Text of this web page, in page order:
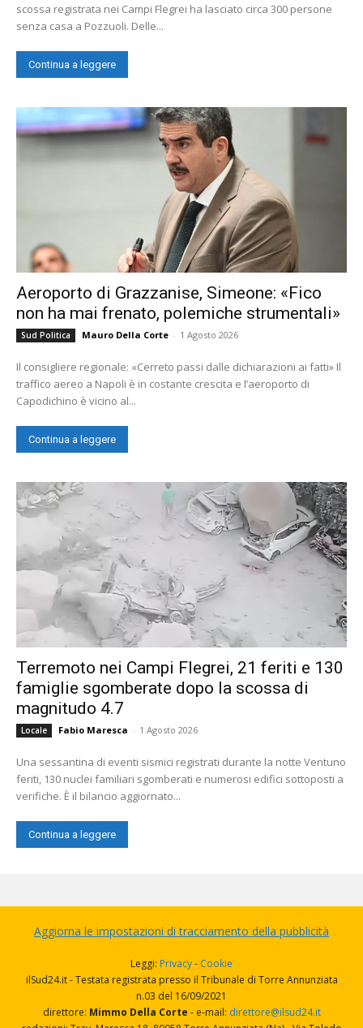
scossa registrata nei Campi Flegrei ha lasciato circa 300 persone
senza casa a Pozzuoli. Delle...
Continua a leggere
Aeroporto di Grazzanise, Simeone: «Fico
non ha mai frenato, polemiche strumentali»
Sud Politica Mauro Della Corte - 1 Agosto 2026
Il consigliere regionale: «Cerreto passi dalle dichiarazioni ai fatti» Il
traffico aereo a Napoli è in costante crescita e l’aeroporto di
Capodichino è vicino al...
Continua a leggere
Terremoto nei Campi Flegrei, 21 feriti e 130
famiglie sgomberate dopo la scossa di
magnitudo 4.7
Locale Fabio Maresca - 1 Agosto 2026
Una sessantina di eventi sismici registrati durante la notte Ventuno
feriti, 130 nuclei familiari sgomberati e numerosi edifici sottoposti a
verifiche. È il bilancio aggiornato...
Continua a leggere
Aggiorna le impostazioni di tracciamento della pubblicità
Leggi: Privacy- Cookie
ilSud24.it - Testata registrata presso il Tribunale di Torre Annunziata
n.03 del 16/09/2021
direttore: Mimmo Della Corte - e-mail: direttore@ilsud24.it